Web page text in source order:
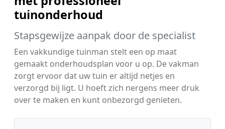
tuinonderhoud
Stapsgewijze aanpak door de specialist
Een vakkundige tuinman stelt een op maat
gemaakt onderhoudsplan voor u op. De vakman
zorgt ervoor dat uw tuin er altijd netjes en
verzorgd bij ligt. U hoeft zich nergens meer druk
over te maken en kunt onbezorgd genieten.